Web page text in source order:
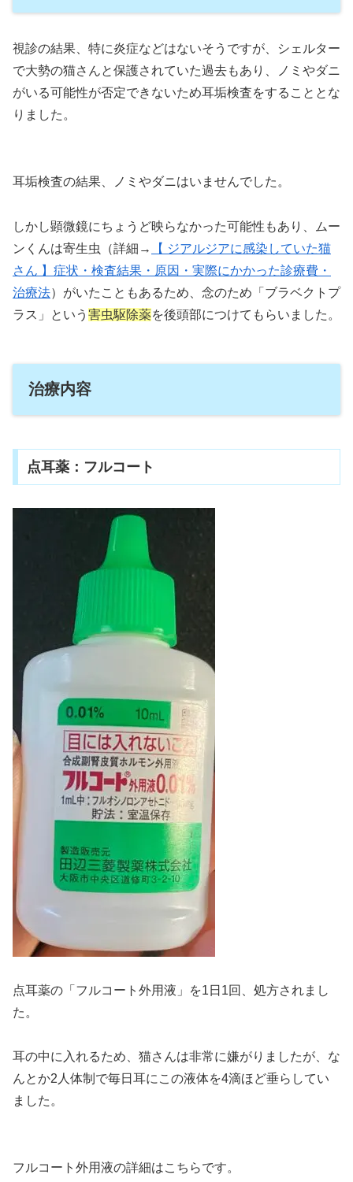
視診の結果、特に炎症などはないそうですが、シェルター
で大勢の猫さんと保護されていた過去もあり、ノミやダニ
がいる可能性が否定できないため耳垢検査をすることとな
りました。
耳垢検査の結果、ノミやダニはいませんでした。
しかし顕微鏡にちょうど映らなかった可能性もあり、ムー
ンくんは寄生虫（詳細→
【 ジアルジアに感染していた猫
さん 】症状・検査結果・原因・実際にかかった診療費・
治療法）がいたこともあるため、念のため「ブラベクトプ
ラス」という 害虫駆除薬を後頭部につけてもらいました。
治療内容
点耳薬：フルコート
点耳薬の「フルコート外用液」を1日1回、処方されまし
た。
耳の中に入れるため、猫さんは非常に嫌がりましたが、な
んとか2人体制で毎日耳にこの液体を4滴ほど垂らしてい
ました。
フルコート外用液の詳細はこちらです。